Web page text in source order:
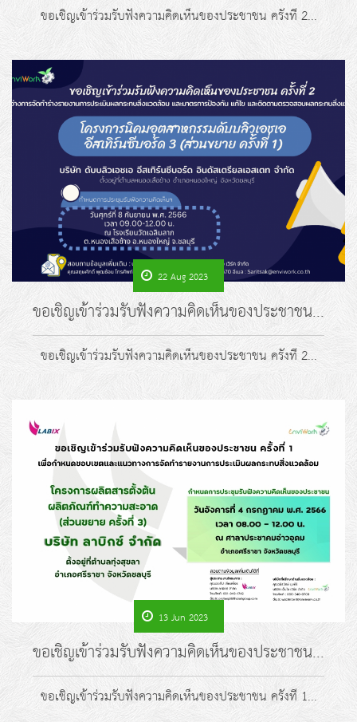
ขอเชิญเข้าร่วมรับฟังความคิดเห็นของประชาชน ครั้งที่ 2...
22 Aug 2023
ขอเชิญเข้าร่วมรับฟังความคิดเห็นของประชาชน...
ขอเชิญเข้าร่วมรับฟังความคิดเห็นของประชาชน ครั้งที่ 2...
13 Jun 2023
ขอเชิญเข้าร่วมรับฟังความคิดเห็นของประชาชน...
ขอเชิญเข้าร่วมรับฟังความคิดเห็นของประชาชน ครั้งที่ 1...